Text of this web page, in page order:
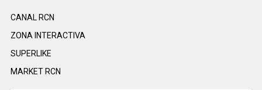
CANAL RCN
ZONA INTERACTIVA
SUPERLIKE
MARKET RCN